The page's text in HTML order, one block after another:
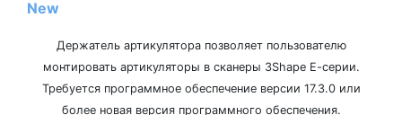
New
Держатель артикулятора позволяет пользователю
монтировать артикуляторы в сканеры 3Shape Е-серии.
Требуется программное обеспечение версии 17.3.0 или
более новая версия программного обеспечения.